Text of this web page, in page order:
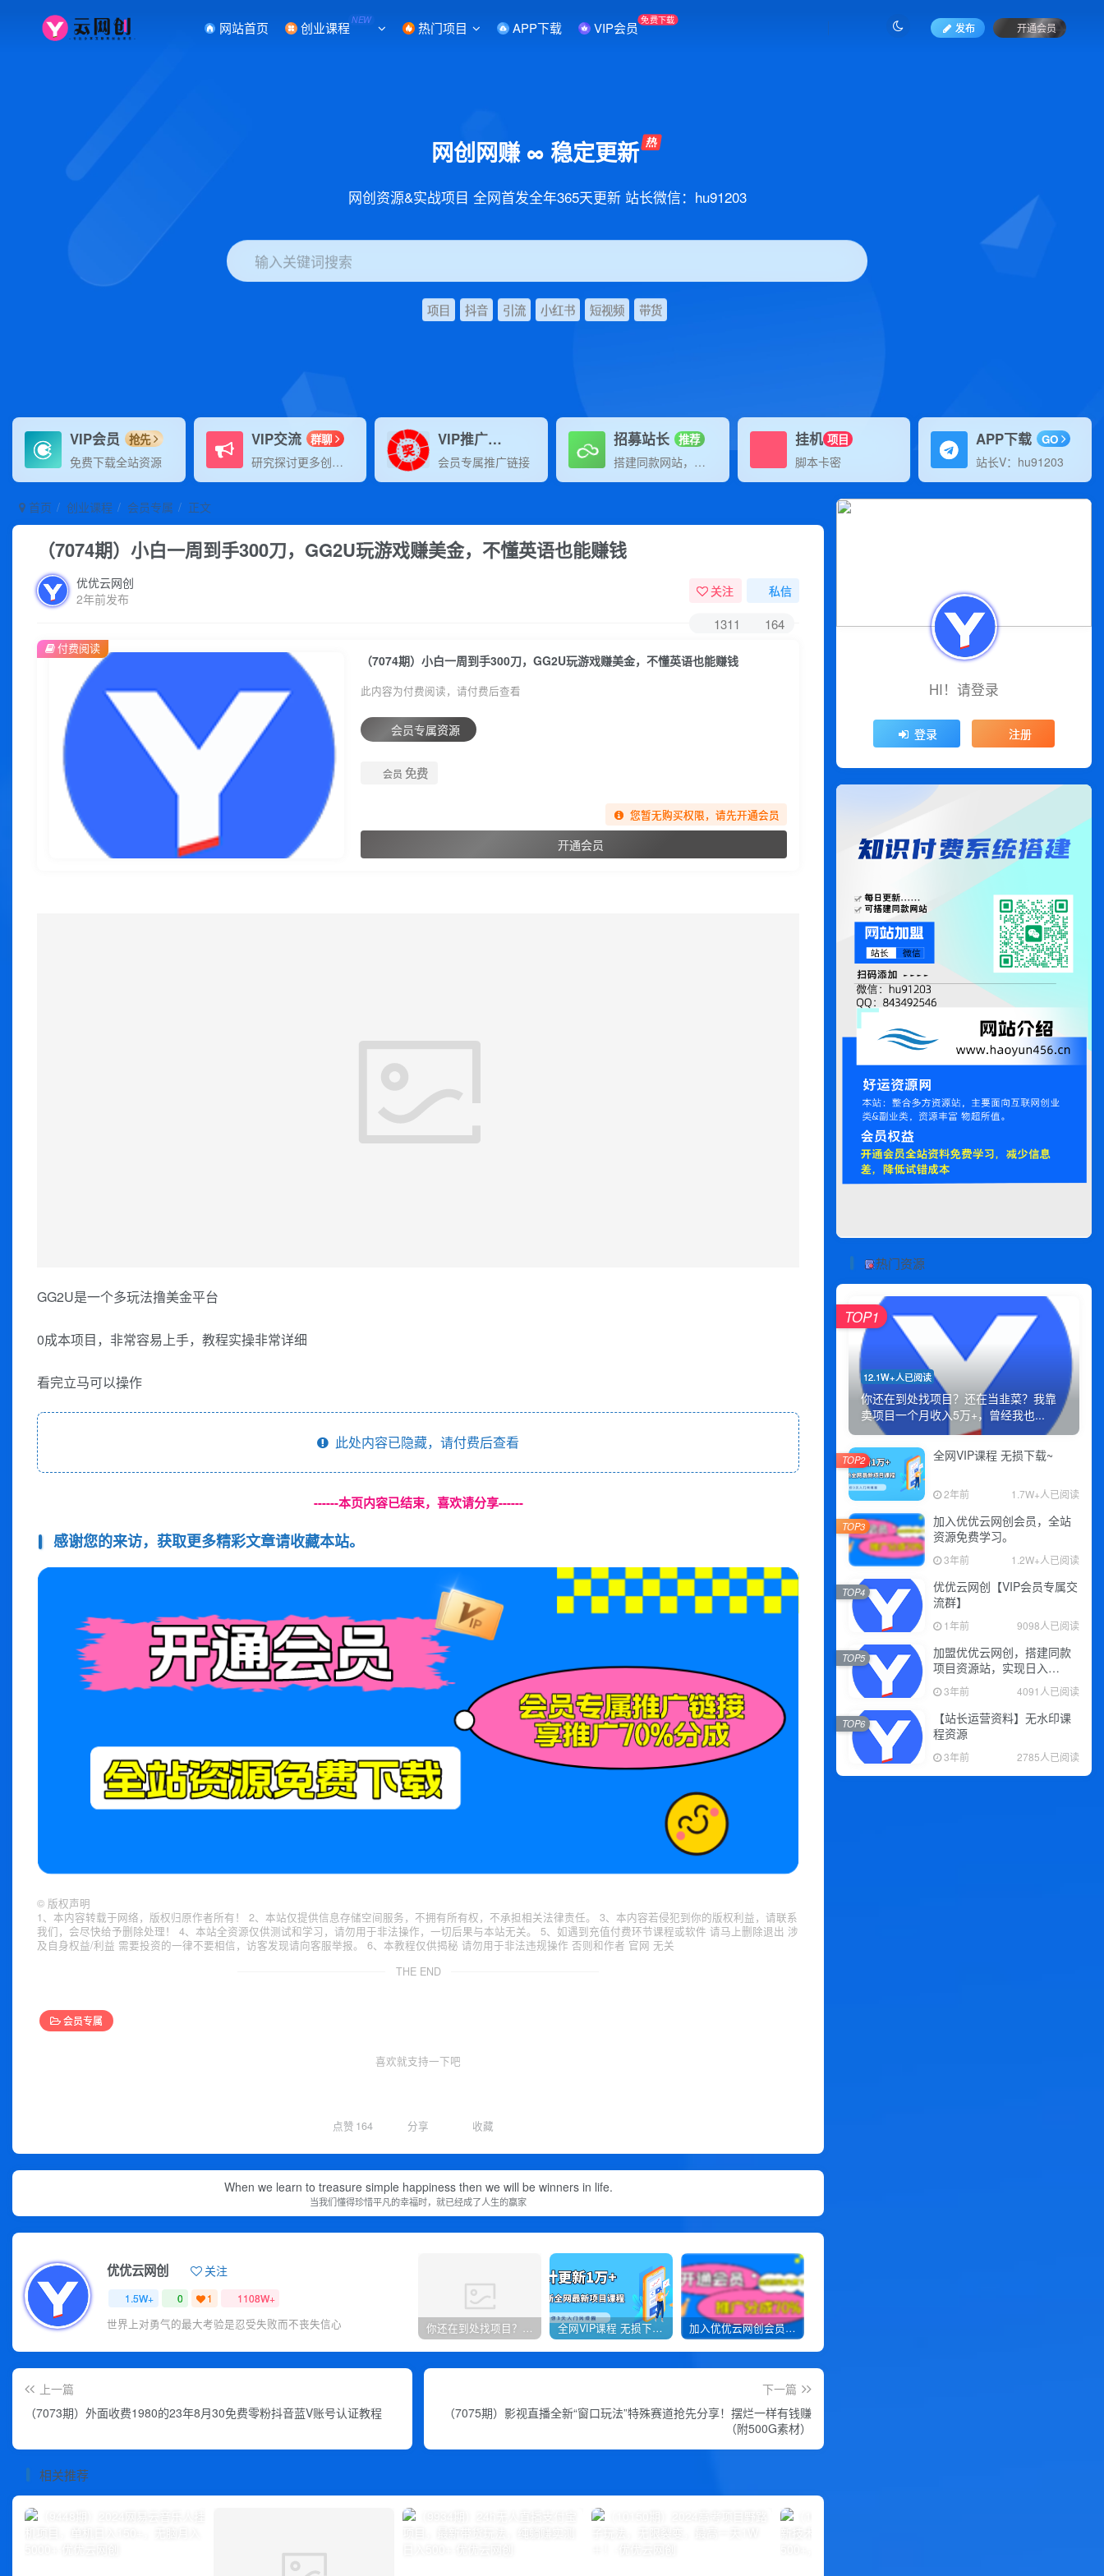
网站首页 创业课程NEW 热门项目 APP下载 VIP会员 免费下载
发布 开通会员
网创网赚 ∞ 稳定更新
网创资源&实战项目 全网首发全年365天更新 站长微信：hu91203
输入关键词搜索
项目 抖音 引流 小红书 短视频 带货
VIP会员 抢先
免费下载全站资源
VIP交流 群聊
研究探讨更多创业项目路子。
VIP推广70%分佣
会员专属推广链接
招募站长 推荐
搭建同款网站，自己当老板
挂机 项目
脚本卡密
APP下载 GO
站长V：hu91203
首页 创业课程 会员专属 正文
（7074期）小白一周到手300刀，GG2U玩游戏赚美金，不懂英语也能赚钱
优优云网创
2年前发布
关注 私信
1311 164
（7074期）小白一周到手300刀，GG2U玩游戏赚美金，不懂英语也能赚钱
此内容为付费阅读，请付费后查看
会员专属资源
会员 免费
您暂无购买权限，请先开通会员
开通会员
付费阅读
GG2U是一个多玩法撸美金平台
0成本项目，非常容易上手，教程实操非常详细
看完立马可以操作
此处内容已隐藏，请付费后查看
------本页内容已结束，喜欢请分享------
感谢您的来访，获取更多精彩文章请收藏本站。
© 版权声明
1、本内容转载于网络，版权归原作者所有！ 2、本站仅提供信息存储空间服务，不拥有所有权，不承担相关法律责任。 3、本内容若侵犯到你的版权利益，请联系
我们，会尽快给予删除处理！ 4、本站全资源仅供测试和学习，请勿用于非法操作，一切后果与本站无关。 5、如遇到充值付费环节课程或软件 请马上删除退出 涉
及自身权益/利益 需要投资的一律不要相信，访客发现请向客服举报。 6、本教程仅供揭秘 请勿用于非法违规操作 否则和作者 官网 无关
THE END
会员专属
喜欢就支持一下吧
点赞 164 分享 收藏
When we learn to treasure simple happiness then we will be winners in life.
当我们懂得珍惜平凡的幸福时，就已经成了人生的赢家
优优云网创 关注
1.5W+ 0 1 1108W+
世界上对勇气的最大考验是忍受失败而不丧失信心 你还在到处找项目？还在当韭菜？我靠卖项目一个月收入5万+，曾经我也是个失败者。 全网VIP课程 无损下载~ 加入优优云网创会员，全站资源免费学习。
上一篇
（7073期）外面收费1980的23年8月30免费零粉抖音蓝V账号认证教程
下一篇
（7075期）影视直播全新“窗口玩法”特殊赛道抢先分享！摆烂一样有钱赚
（附500G素材）
相关推荐
HI！请登录
登录 注册
热门资源
12.1W+人已阅读
你还在到处找项目？还在当韭菜？我靠
卖项目一个月收入5万+，曾经我也...
TOP1
全网VIP课程 无损下载~
2年前 1.7W+人已阅读
TOP2
加入优优云网创会员，全站
资源免费学习。
3年前 1.2W+人已阅读
TOP3
优优云网创【VIP会员专属交
流群】
1年前 9098人已阅读
TOP4
加盟优优云网创，搭建同款
项目资源站，实现日入
2000+
3年前 4091人已阅读
TOP5
【站长运营资料】无水印课
程资源
3年前 2785人已阅读
TOP6